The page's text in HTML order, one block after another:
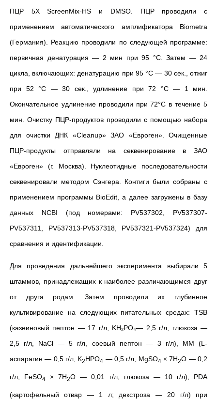
ПЦР 5X ScreenMix-HS и DMSO. ПЦР проводили с
применением автоматического амплификатора Biometra
(Германия). Реакцию проводили по следующей программе:
первичная денатурация — 2 мин при 95 °C. Затем — 24
цикла, включающих: денатурацию при 95 °C — 30 сек., отжиг
при 52 °C — 30 сек., удлинение при 72 °С— 1 мин.
Окончательное удлинение проводили при 72°C в течение 5
мин. Очистку ПЦР-продуктов проводили с помощью набора
для очистки ДНК «Cleanup» ЗАО «Евроген». Очищенные
ПЦР-продукты отправляли на секвенирование в ЗАО
«Евроген» (г. Москва). Нуклеотидные последовательности
секвенировали методом Сэнгера. Контиги были собраны с
применением программы BioEdit, а далее загружены в базу
данных NCBI (под номерами: PV537302, PV537307-
PV537311, PV537313-PV537318, PV537321-PV537324) для
сравнения и идентификации.
Для проведения дальнейшего эксперимента выбирали 5
штаммов, принадлежащих к наиболее различающимся друг
от друга родам. Затем проводили их глубинное
культивирование на следующих питательных средах: TSB
(казеиновый пептон — 17 г/л, KH₂PO₄— 2,5 г/л, глюкоза —
2,5 г/л, NaCl — 5 г/л, соевый пептон — 3 г/л), MM (L-
аспарагин — 0,5 г/л, K2HPO4 — 0,5 г/л, MgSO4 × 7H2O — 0,2
г/л, FeSO4 × 7H2O — 0,01 г/л, глюкоза — 10 г/л), PDA
(картофельный отвар — 1 л; декстроза — 20 г/л) при